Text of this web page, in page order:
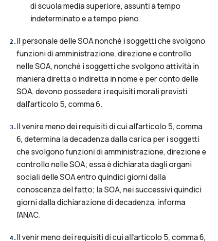
di scuola media superiore, assunti a tempo
indeterminato e a tempo pieno.
2. Il personale delle SOA nonché i soggetti che svolgono
funzioni di amministrazione, direzione e controllo
nelle SOA, nonché i soggetti che svolgono attività in
maniera diretta o indiretta in nome e per conto delle
SOA, devono possedere i requisiti morali previsti
dall'articolo 5, comma 6.
3. Il venire meno dei requisiti di cui all'articolo 5, comma
6, determina la decadenza dalla carica per i soggetti
che svolgono funzioni di amministrazione, direzione e
controllo nelle SOA; essa è dichiarata dagli organi
sociali delle SOA entro quindici giorni dalla
conoscenza del fatto; la SOA, nei successivi quindici
giorni dalla dichiarazione di decadenza, informa
l'ANAC.
4. Il venir meno dei requisiti di cui all'articolo 5, comma 6,